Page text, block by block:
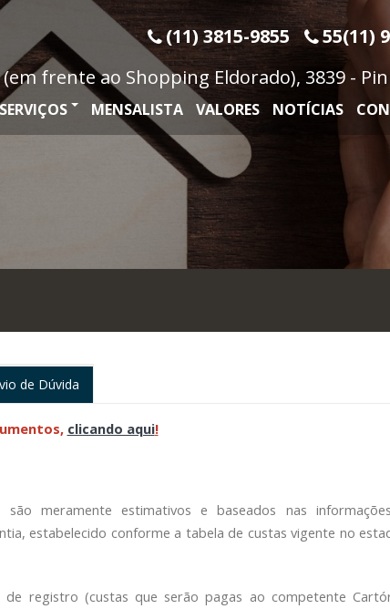
(11) 3815-9855
55(11)
(em frente ao Shopping Eldorado), 3839 -
SERVIÇOS MENSALISTA VALORES NOTÍCIAS
de Dúvida
clicando aqui!
são meramente estimativos e baseados nas
estabelecido conforme a tabela de custas vigente no
de registro (custas que serão pagas ao competente